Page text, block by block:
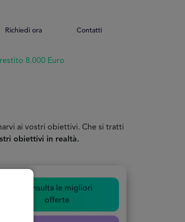
Contatti
Richiedi ora
8.000 Euro
ai vostri obiettivi. Che si tratti
obiettivi in realtà.
Consulta le migliori
offerte